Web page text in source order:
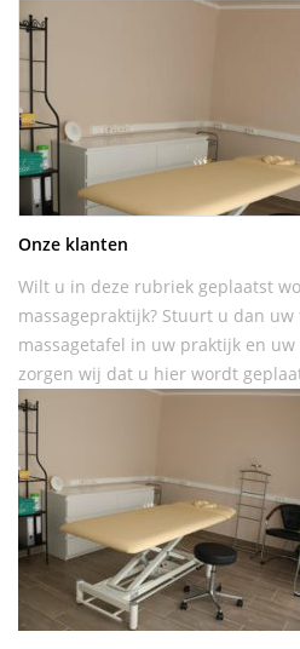
Onze klanten
Wilt u in deze rubriek geplaatst
massagepraktijk? Stuurt u dan
massagetafel in uw praktijk en uw
zorgen wij dat u hier wordt